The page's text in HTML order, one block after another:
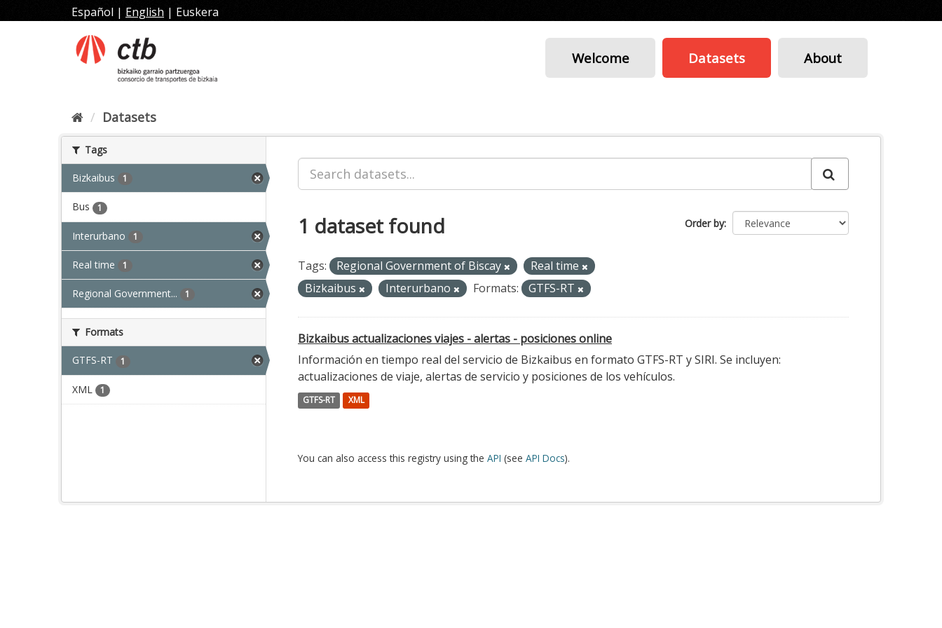
to
Español | English | Euskera
Welcome Datasets About
Datasets
Tags
Bizkaibus 1
Bus 1
Interurbano 1
Real time 1
Regional Government... 1
Formats
GTFS-RT 1
XML 1
Order by
1 dataset found
Tags: Regional Government of Biscay
Real time
Bizkaibus
Interurbano Formats: GTFS-RT
Bizkaibus actualizaciones viajes - alertas - posiciones online
Información en tiempo real del servicio de Bizkaibus en formato GTFS-RT y SIRI. Se incluyen:
actualizaciones de viaje, alertas de servicio y posiciones de los vehículos.
GTFS-RT XML
You can also access this registry using the API (see API Docs).